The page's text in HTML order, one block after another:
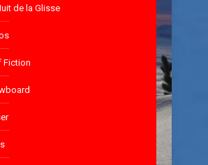
de la Glisse
Fiction